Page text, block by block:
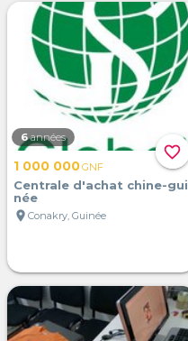
favorite_border
6 années
1 000 000GNF
Centrale d'achat chine-gui
née
location_on Conakry, Guinée